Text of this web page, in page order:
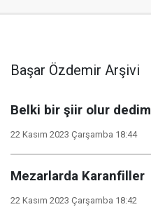
Başar Özdemir Arşivi
Belki bir şiir olur dedim
22 Kasım 2023 Çarşamba 18:44
Mezarlarda Karanfiller
22 Kasım 2023 Çarşamba 18:42